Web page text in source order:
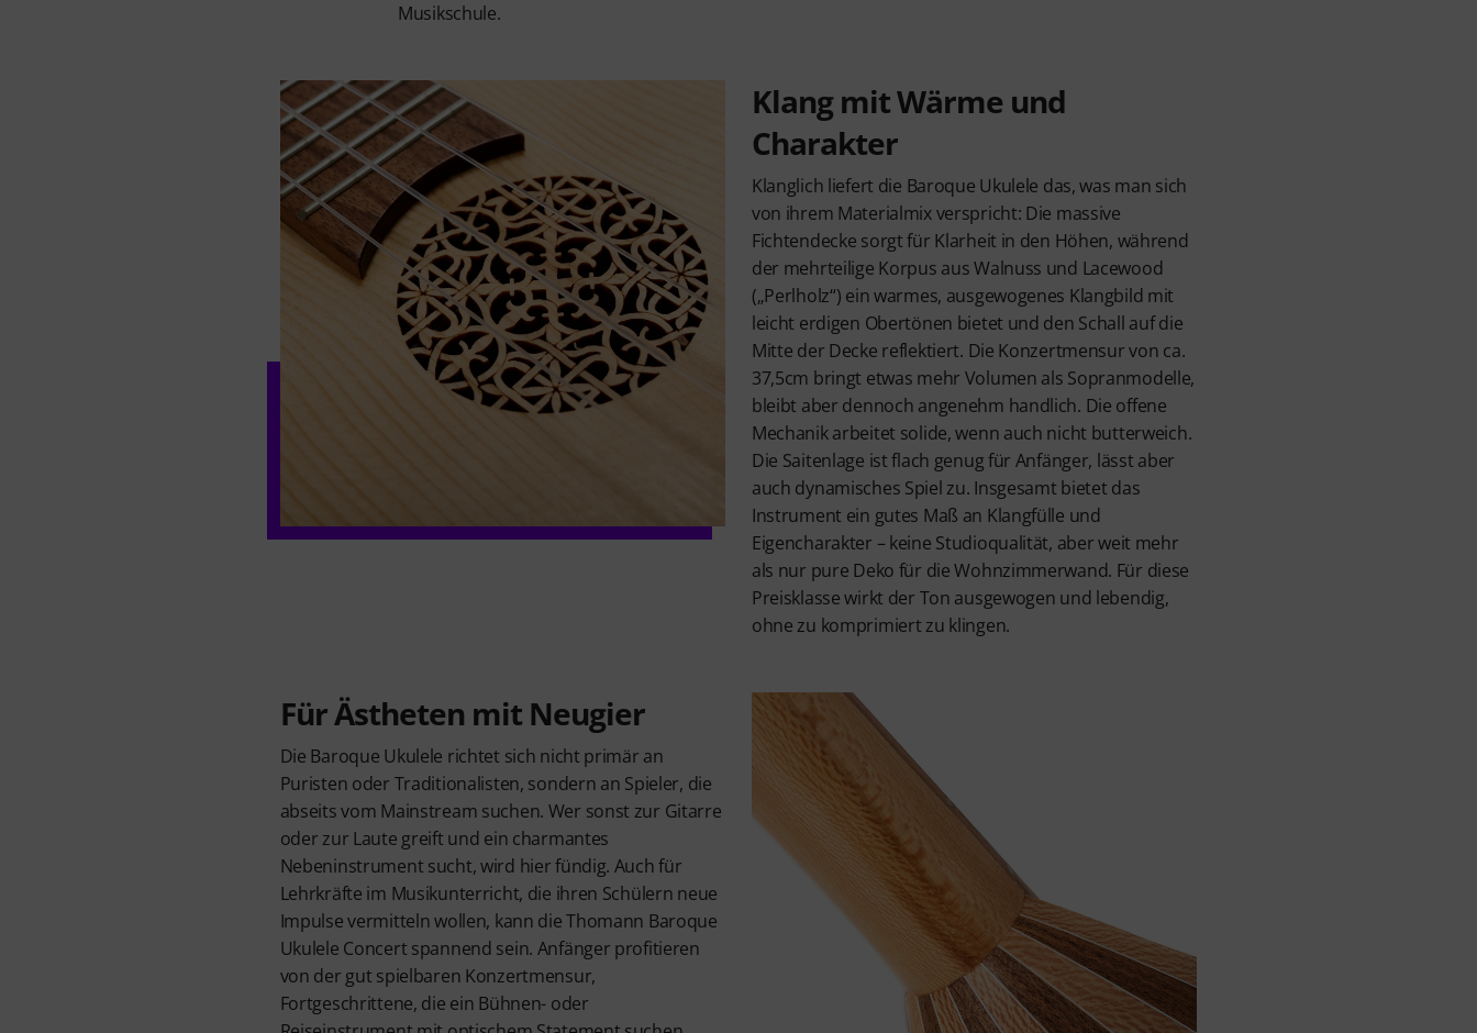
Musikschule.
Klang mit Wärme und
Charakter
Klanglich liefert die Baroque Ukulele das, was man sich
von ihrem Materialmix verspricht: Die massive
Fichtendecke sorgt für Klarheit in den Höhen, während
der mehrteilige Korpus aus Walnuss und Lacewood
(„Perlholz“) ein warmes, ausgewogenes Klangbild mit
leicht erdigen Obertönen bietet und den Schall auf die
Mitte der Decke reflektiert. Die Konzertmensur von ca.
37,5cm bringt etwas mehr Volumen als Sopranmodelle,
bleibt aber dennoch angenehm handlich. Die offene
Mechanik arbeitet solide, wenn auch nicht butterweich.
Die Saitenlage ist flach genug für Anfänger, lässt aber
auch dynamisches Spiel zu. Insgesamt bietet das
Instrument ein gutes Maß an Klangfülle und
Eigencharakter – keine Studioqualität, aber weit mehr
als nur pure Deko für die Wohnzimmerwand. Für diese
Preisklasse wirkt der Ton ausgewogen und lebendig,
ohne zu komprimiert zu klingen.
Für Ästheten mit Neugier
Die Baroque Ukulele richtet sich nicht primär an
Puristen oder Traditionalisten, sondern an Spieler, die
abseits vom Mainstream suchen. Wer sonst zur Gitarre
oder zur Laute greift und ein charmantes
Nebeninstrument sucht, wird hier fündig. Auch für
Lehrkräfte im Musikunterricht, die ihren Schülern neue
Impulse vermitteln wollen, kann die Thomann Baroque
Ukulele Concert spannend sein. Anfänger profitieren
von der gut spielbaren Konzertmensur,
Fortgeschrittene, die ein Bühnen- oder